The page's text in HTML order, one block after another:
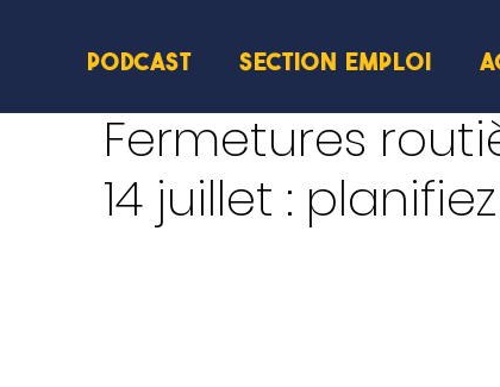
PODCAST SECTION EMPLOI
Fermetures
14 juillet :